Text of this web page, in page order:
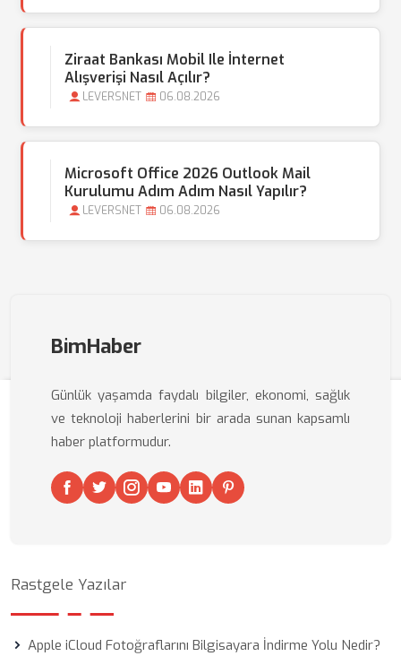
Ziraat Bankası Mobil Ile İnternet
Alışverişi Nasıl Açılır?
LEVERSNET 06.08.2026
Microsoft Office 2026 Outlook Mail
Kurulumu Adım Adım Nasıl Yapılır?
LEVERSNET 06.08.2026
BimHaber
Günlük yaşamda faydalı bilgiler, ekonomi, sağlık
ve teknoloji haberlerini bir arada sunan kapsamlı
haber platformudur.
Rastgele Yazılar
Apple iCloud Fotoğraflarını Bilgisayara İndirme Yolu Nedir?